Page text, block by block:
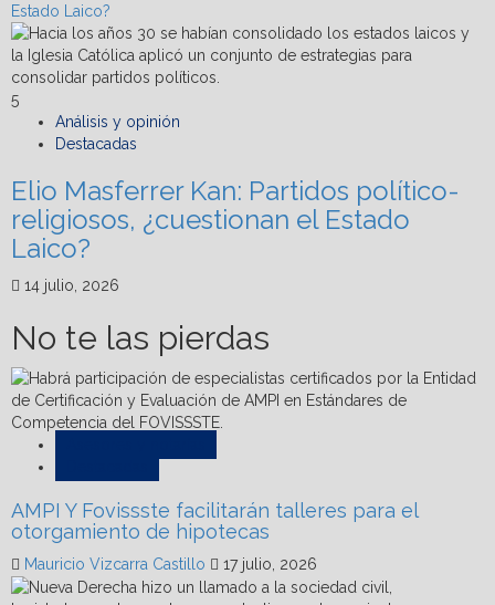
Estado Laico?
5
Análisis y opinión
Destacadas
Elio Masferrer Kan: Partidos político-
religiosos, ¿cuestionan el Estado
Laico?
14 julio, 2026
No te las pierdas
AMPI Y Fovissste facilitarán talleres para el
otorgamiento de hipotecas
Mauricio Vizcarra Castillo 17 julio, 2026